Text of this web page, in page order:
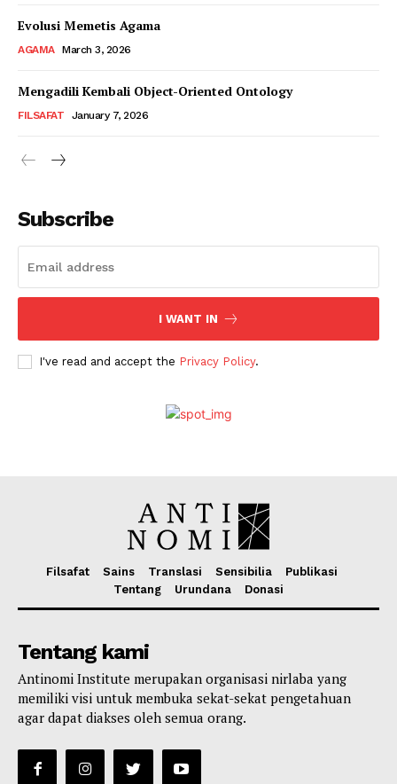
Evolusi Memetis Agama
AGAMA March 3, 2026
Mengadili Kembali Object-Oriented Ontology
FILSAFAT January 7, 2026
Subscribe
I WANT IN
I've read and accept the Privacy Policy.
Filsafat Sains Translasi Sensibilia
Publikasi
Tentang
Urundana Donasi
Tentang kami
Antinomi Institute merupakan organisasi nirlaba yang
memiliki visi untuk membuka sekat-sekat pengetahuan
agar dapat diakses oleh semua orang.